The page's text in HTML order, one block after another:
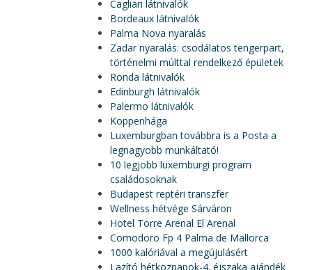
Cagliari látnivalók
Bordeaux látnivalók
Palma Nova nyaralás
Zadar nyaralás: csodálatos tengerpart,
történelmi múlttal rendelkező épületek
Ronda látnivalók
Edinburgh látnivalók
Palermo látnivalók
Koppenhága
Luxemburgban továbbra is a Posta a
legnagyobb munkáltató!
10 legjobb luxemburgi program
családosoknak
Budapest reptéri transzfer
Wellness hétvége Sárváron
Hotel Torre Arenal El Arenal
Comodoro Fp 4 Palma de Mallorca
1000 kalóriával a megújulásért
Lazító hétköznapok-4. éjszaka ajándék